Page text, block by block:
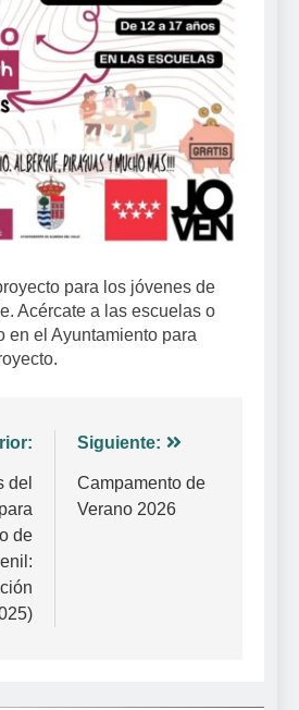
para los jóvenes de
Acércate a las escuelas o
en el Ayuntamiento para
del
de
Siguiente:
Campamento de
Verano 2026